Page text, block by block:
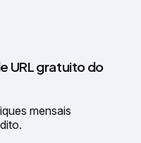
URL gratuito do
mensais